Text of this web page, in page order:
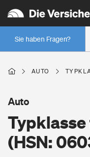
Sie haben Fragen?
Wer versichert was:
Regionalklassen: So ist
Wer versichert was:
Wohnen
AUTO
(HSN:
Auto